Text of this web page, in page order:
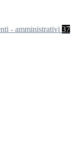
- amministrativi 37